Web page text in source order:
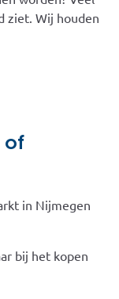
ziet. Wij houden
of
in Nijmegen
bij het kopen